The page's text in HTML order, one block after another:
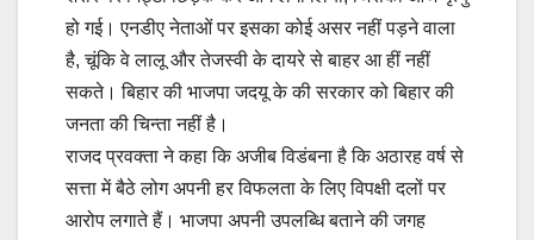
हो गई। एनडीए नेताओं पर इसका कोई असर नहीं पड़ने वाला
है, चूंकि वे लालू और तेजस्वी के दायरे से बाहर आ हीं नहीं
सकते। बिहार की भाजपा जदयू के की सरकार को बिहार की
जनता की चिन्ता नहीं है।
राजद प्रवक्ता ने कहा कि अजीब विडंबना है कि अठारह वर्ष से
सत्ता में बैठे लोग अपनी हर विफलता के लिए विपक्षी दलों पर
आरोप लगाते हैं। भाजपा अपनी उपलब्धि बताने की जगह